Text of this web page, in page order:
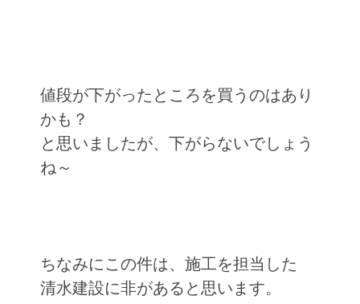
値段が下がったところを買うのはあり
かも？
と思いましたが、下がらないでしょう
ね～
ちなみにこの件は、施工を担当した
清水建設に非があると思います。